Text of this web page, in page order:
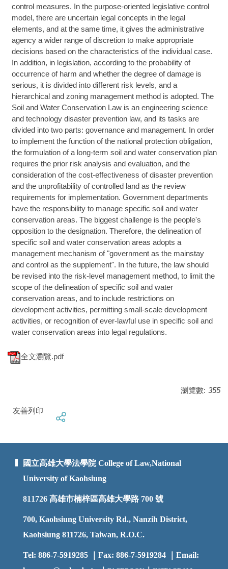
control measures. In the purpose-oriented legislative control
model, there are uncertain legal concepts in the legal
elements, and at the same time, it gives the administrative
agency a wider range of discretion to make appropriate
decisions based on the characteristics of the individual case.
In addition, in legislation, according to the probability of
occurrence of harm and whether the degree of damage is
serious, it is divided into different risk levels, and a
hierarchical and zoning management method is adopted. The
Soil and Water Conservation Law is an engineering science
and technology disaster prevention law, and its tasks are
divided into two parts: governance and management. In order
to implement the function of the national protection obligation,
the formulation of a long-term soil and water conservation plan
requires the prior risk analysis and evaluation, and the
consideration of the cost-effectiveness of disaster prevention
and the unprofitability of controlled land as the review
requirements for implementation. Government departments
have the responsibility to manage specific soil and water
conservation areas. The biggest challenge is the people's
opposition to the designation. Therefore, the delineation of
specific soil and water conservation areas adopts a
management mechanism of "government as the mainstay
and control as the supplement". In the future, the law should
be revised into the risk-level management method, to limit the
scope of the delineation of specific soil and water
conservation areas, and to include restrictions on
development activities, permitting small-scale development
activities, or recognition of ever-lawful use in specific soil and
water conservation areas into legal regulations.
全文瀏覽.pdf
瀏覽數: 355
友善列印
國立高雄大學法學院 College of Law,National
University of Kaohsiung
811726 高雄市楠梓區高雄大學路 700 號
700, Kaohsiung University Rd., Nanzih District,
Kaohsiung 811726, Taiwan, R.O.C.
Tel: 886-7-5919285 ｜Fax: 886-7-5919284 ｜Email: